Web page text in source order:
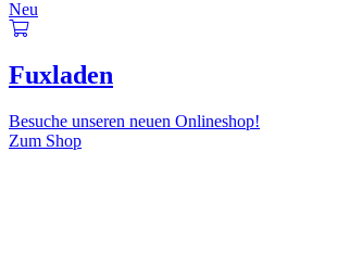
Neu
Fuxladen
Besuche unseren neuen Onlineshop!
Zum Shop